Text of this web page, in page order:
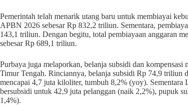
Pemerintah telah menarik utang baru untuk membiayai
APBN 2026 sebesar Rp 832,2 triliun. Sementara,
143,1 triliun. Dengan begitu, total pembiayaan anggaran
sebesar Rp 689,1 triliun.
Purbaya juga melaporkan, belanja subsidi dan
Timur Tengah. Rinciannya, belanja subsidi Rp 74,9
mencapai 4,7 juta kiloliter, tumbuh 8,2% (yoy).
bersubsidi untuk 42,9 juta pelanggan (naik 2,2%), pupuk
1,4%).